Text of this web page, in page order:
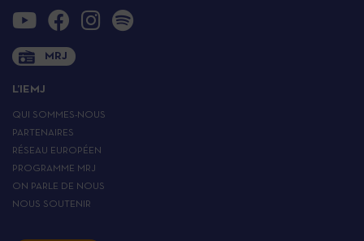
MRJ
L’IEMJ
QUI SOMMES-NOUS
PARTENAIRES
RÉSEAU EUROPÉEN
PROGRAMME MRJ
ON PARLE DE NOUS
NOUS SOUTENIR